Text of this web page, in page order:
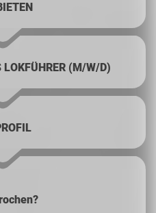
LOKFÜHRER (M/W/D)